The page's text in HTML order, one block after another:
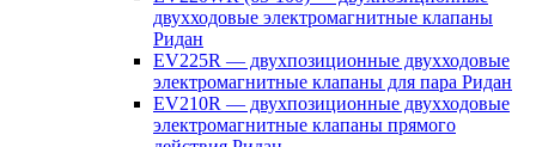
двухходовые электромагнитные клапаны
Ридан
EV225R — двухпозиционные двухходовые
электромагнитные клапаны для пара Ридан
EV210R — двухпозиционные двухходовые
электромагнитные клапаны прямого